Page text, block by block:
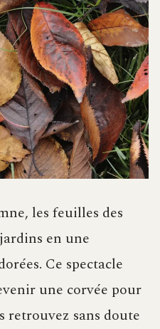
les feuilles des
en une
Ce spectacle
une corvée pour
retrouvez sans doute